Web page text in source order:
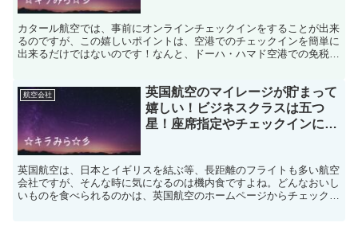
カタール航空では、事前にオンラインチェックインをすることが出来
るのですが、この嬉しいポイントは、空港でのチェックインを簡単に
出来るだけではないのです！なんと、ドーハ・ハマド空港での免税店
航空会社
英国航空のマイレージが貯まって
嬉しい！ビジネスクラスは五つ
星！座席指定やチェックインにつ
英国航空は、日本とイギリスを結ぶ等、長距離のフライトも多い航空
会社ですが、そんな時に気になるのは機内食ですよね。どんなおいし
いものを食べられるのかは、英国航空のホームページからチェック出